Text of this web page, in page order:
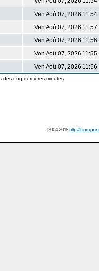
Ven Aoû 07, 2026 11:54
Ven Aoû 07, 2026 11:57
Ven Aoû 07, 2026 11:56
Ven Aoû 07, 2026 11:55
Ven Aoû 07, 2026 11:56
des cinq dernières minutes
[2004-2018http://